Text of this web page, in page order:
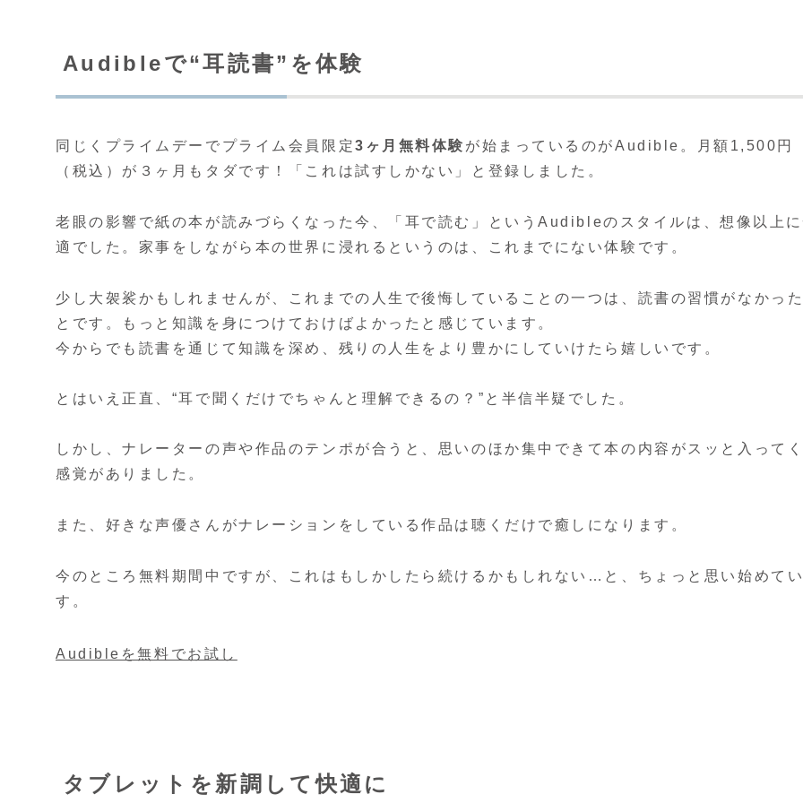
Audibleで“耳読書”を体験
同じくプライムデーでプライム会員限定3ヶ月無料体験 が始まっているのがAudible。月額1,500円
（税込）が３ヶ月もタダです！「これは試すしかない」と登録しました。
老眼の影響で紙の本が読みづらくなった今、「耳で読む」というAudibleのスタイルは、想像以上
適でした。家事をしながら本の世界に浸れるというのは、これまでにない体験です。
少し大袈裟かもしれませんが、これまでの人生で後悔していることの一つは、読書の習慣がなかった
とです。もっと知識を身につけておけばよかったと感じています。
今からでも読書を通じて知識を深め、残りの人生をより豊かにしていけたら嬉しいです。
とはいえ正直、“耳で聞くだけでちゃんと理解できるの？”と半信半疑でした。
しかし、ナレーターの声や作品のテンポが合うと、思いのほか集中できて本の内容がスッと入ってく
感覚がありました。
また、好きな声優さんがナレーションをしている作品は聴くだけで癒しになります。
今のところ無料期間中ですが、これはもしかしたら続けるかもしれない…と、ちょっと思い始めてい
す。
Audibleを無料でお試し
タブレットを新調して快適に